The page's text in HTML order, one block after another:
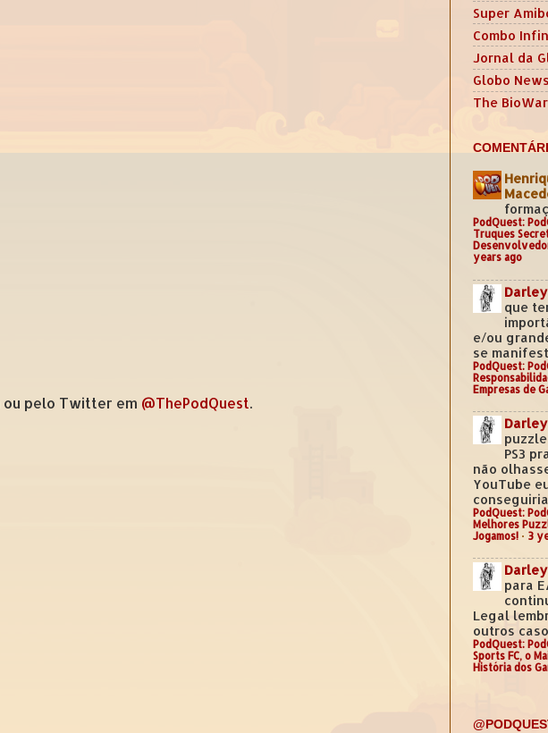
ou pelo Twitter em @ThePodQuest.
Super
Combo
Jornal da
Globo
The
PodQuest:
Truques
years ago
que
e/ou
se
PodQuest:
Empresas de
PS3
não
YouTube
PodQuest:
Melhores
Jogamos! · 3
para
Legal
outros
PodQuest:
Sports FC, o
História dos